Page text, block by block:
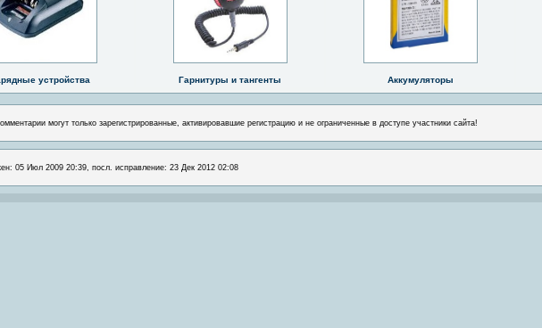
устройства Гарнитуры и тангенты Аккумуляторы
могут только зарегистрированные, активировавшие регистрацию и не ограниченные в доступе участники сайта!
05 Июл 2009 20:39, посл. исправление: 23 Дек 2012 02:08